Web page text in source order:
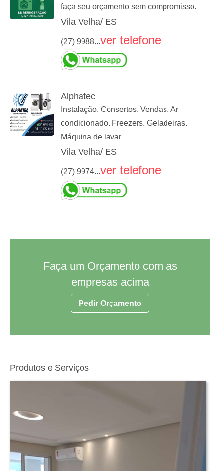
faça seu orçamento sem compromisso.
Vila Velha/ ES
(27) 9988...ver telefone
Alphatec
Instalação. Consertos. Vendas. Ar
condicionado. Freezers. Geladeiras.
Máquina de lavar
Vila Velha/ ES
(27) 9974...ver telefone
Faça um Orçamento com as
empresas acima
Pedir Orçamento
Produtos e Serviços